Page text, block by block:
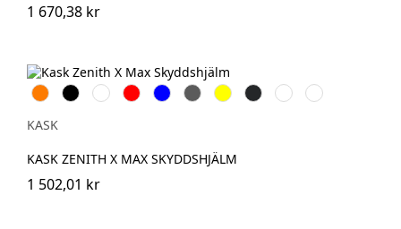
1 670,38 kr
Orange
Svart Vit Röd Blå Grå Gul Antracit
Grön Rosa
KASK
KASK ZENITH X MAX SKYDDSHJÄLM
1 502,01 kr